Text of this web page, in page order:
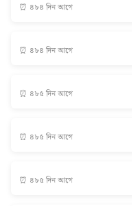
⏰ ৪৮৪ দিন আগে
⏰ ৪৮৪ দিন আগে
⏰ ৪৮৫ দিন আগে
⏰ ৪৮৫ দিন আগে
⏰ ৪৮৫ দিন আগে